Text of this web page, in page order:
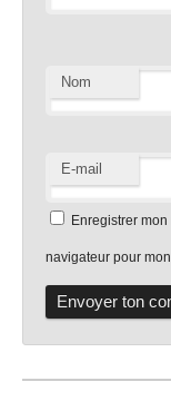
Nom
E-mail
Enregistrer
navigateur pour